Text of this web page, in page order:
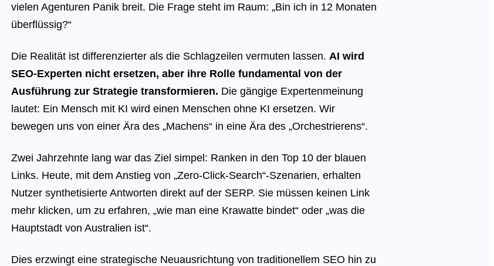
vielen Agenturen Panik breit. Die Frage steht im Raum: „Bin ich in 12 Monaten
überflüssig?“
Die Realität ist differenzierter als die Schlagzeilen vermuten lassen. AI wird
SEO-Experten nicht ersetzen, aber ihre Rolle fundamental von der
Ausführung zur Strategie transformieren. Die gängige Expertenmeinung
lautet: Ein Mensch mit KI wird einen Menschen ohne KI ersetzen. Wir
bewegen uns von einer Ära des „Machens“ in eine Ära des „Orchestrierens“.
Zwei Jahrzehnte lang war das Ziel simpel: Ranken in den Top 10 der blauen
Links. Heute, mit dem Anstieg von „Zero-Click-Search“-Szenarien, erhalten
Nutzer synthetisierte Antworten direkt auf der SERP. Sie müssen keinen Link
mehr klicken, um zu erfahren, „wie man eine Krawatte bindet“ oder „was die
Hauptstadt von Australien ist“.
Dies erzwingt eine strategische Neuausrichtung von traditionellem SEO hin zu